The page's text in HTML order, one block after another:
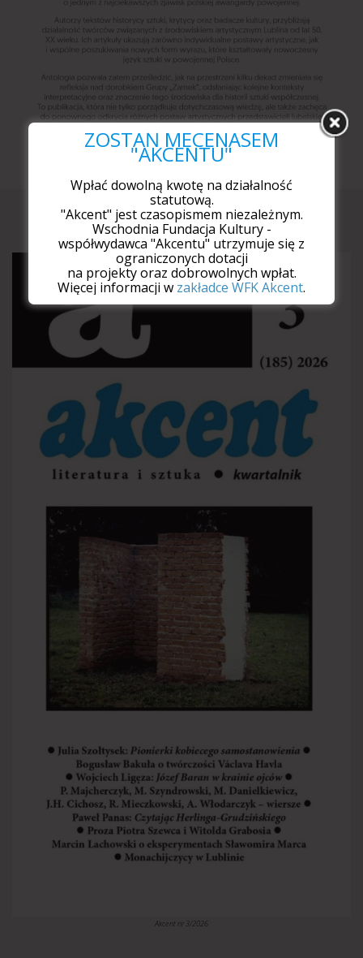
Najnowszy numer
Akcent nr 3/2026
ZOSTAŃ MECENASEM
"AKCENTU"
Wpłać dowolną kwotę na działalność
statutową.
"Akcent" jest czasopismem niezależnym.
Wschodnia Fundacja Kultury -
współwydawca "Akcentu" utrzymuje się z
ograniczonych dotacji
na projekty oraz dobrowolnych wpłat.
Więcej informacji w zakładce WFK Akcent.